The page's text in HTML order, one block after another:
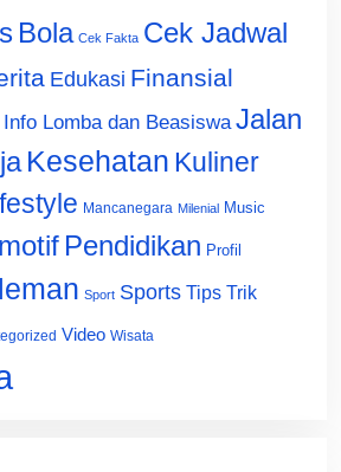
Bola Cek Fakta Cek Jadwal
Edukasi Finansial
Info Lomba dan Beasiswa Jalan
Kesehatan Kuliner
Mancanegara Milenial Music
Pendidikan Profil
Sport Sports Tips Trik
Video Wisata